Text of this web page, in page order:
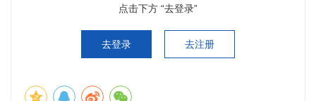
点击下方 “去登录”
去登录 去注册